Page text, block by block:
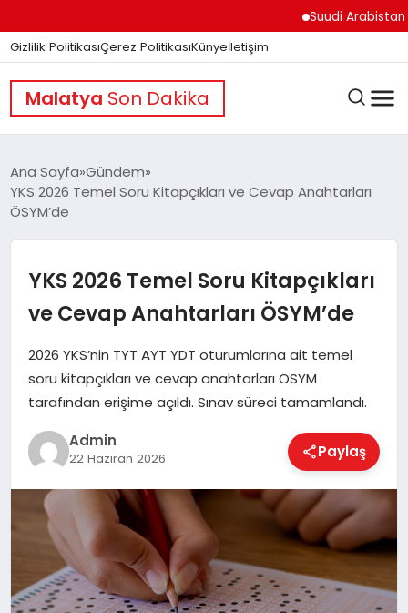
Suudi Arabistan
Gizlilik PolitikasıÇerez PolitikasıKünyeİletişim
Malatya Son Dakika
GÜNDEM
DÜNYA
EĞITIM
MAGAZIN
SAĞLIK
Ana Sayfa Gündem
YKS 2026 Temel Soru Kitapçıkları ve Cevap Anahtarları
ÖSYM’de
YKS 2026 Temel Soru Kitapçıkları
ve Cevap Anahtarları ÖSYM’de
2026 YKS’nin TYT AYT YDT oturumlarına ait temel
soru kitapçıkları ve cevap anahtarları ÖSYM
tarafından erişime açıldı. Sınav süreci tamamlandı.
Admin
22 Haziran 2026 Paylaş